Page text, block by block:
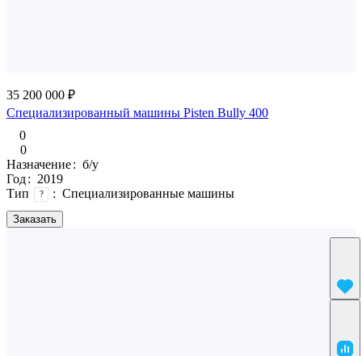
35 200 000 ₽
Специализированный машины Pisten Bully 400
0
0
Заказать
Назначение: б/у
Год: 2019
Тип
? : Специализированные машины